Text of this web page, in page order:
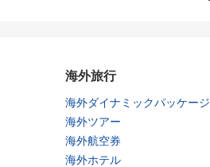
海外旅行
海外ダイナミックパッケージ
海外ツアー
海外航空券
海外ホテル